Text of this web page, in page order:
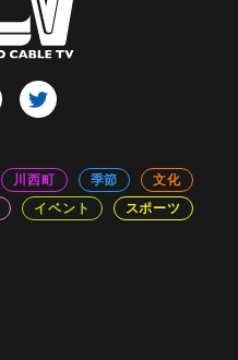
川西町 季節
文化
イベント
スポーツ